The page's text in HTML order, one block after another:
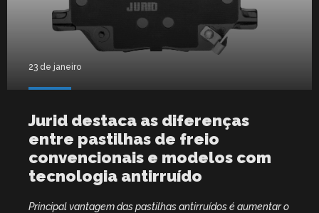
23 de janeiro
Jurid destaca as diferenças
entre pastilhas de freio
convencionais e modelos com
tecnologia antirruído
Principal vantagem das pastilhas antirruídos é aumentar o